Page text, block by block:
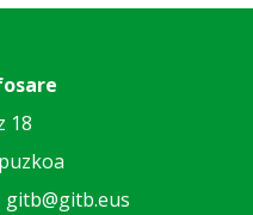
18
gitb@gitb.eus